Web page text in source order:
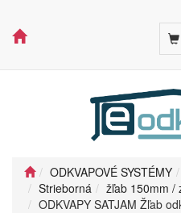
ODKVAPOVÉ SYSTÉMY
Strieborná
žľab 150mm /
ODKVAPY SATJAM Žľab